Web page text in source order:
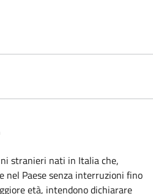
stranieri nati in Italia che,
nel Paese senza interruzioni fino
età, intendono dichiarare